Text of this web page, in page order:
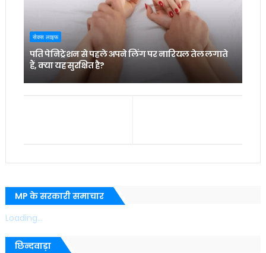
सेक्स लाइफ
पति पेनिट्रेशन से पहले अपने लिंग पर नारियल तेल लगाते
हैं, क्या यह सुरक्षित है?
MP के सरकारी समाचार
Loading...
छिन्दवाड़ा